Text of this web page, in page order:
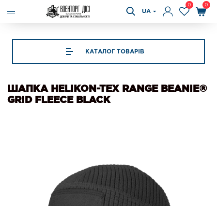
UA
0 0
КАТАЛОГ ТОВАРІВ
ШАПКА HELIKON-TEX RANGE BEANIE®
GRID FLEECE BLACK